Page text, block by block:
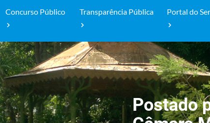
Concurso Público Transparência Pública Portal do
Postado